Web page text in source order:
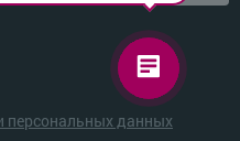
персональных данных